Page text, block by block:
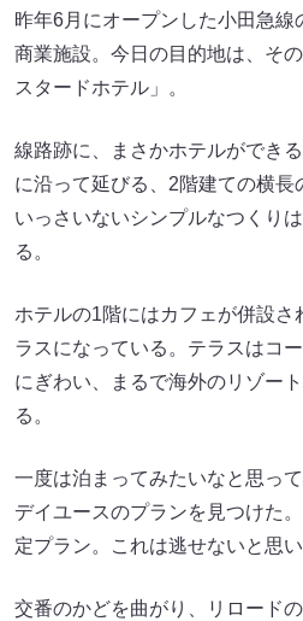
昨年6月にオープンした小田急線
商業施設。今日の目的地は、そ
スタードホテル」。
線路跡に、まさかホテルができ
に沿って延びる、2階建ての横
いっさいないシンプルなつくり
る。
ホテルの1階にはカフェが併設さ
ラスになっている。テラスはコ
にぎわい、まるで海外のリゾー
る。
一度は泊まってみたいなと思っ
デイユースのプランを見つけた
定プラン。これは逃せないと思
交番のかどを曲がり、リロード